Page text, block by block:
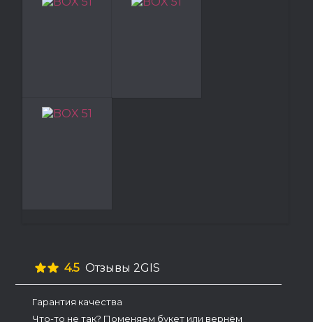
4.5 Отзывы 2GIS
Гарантия качества
Что-то не так? Поменяем букет или вернём